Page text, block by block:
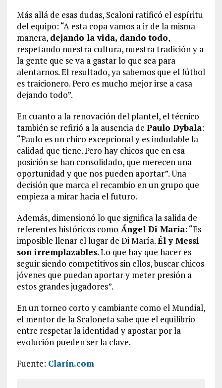
Más allá de esas dudas, Scaloni ratificó el espíritu
del equipo: “A esta copa vamos a ir de la misma
manera, dejando la vida, dando todo,
respetando nuestra cultura, nuestra tradición y a
la gente que se va a gastar lo que sea para
alentarnos. El resultado, ya sabemos que el fútbol
es traicionero. Pero es mucho mejor irse a casa
dejando todo”.
En cuanto a la renovación del plantel, el técnico
también se refirió a la ausencia de Paulo Dybala:
“Paulo es un chico excepcional y es indudable la
calidad que tiene. Pero hay chicos que en esa
posición se han consolidado, que merecen una
oportunidad y que nos pueden aportar”. Una
decisión que marca el recambio en un grupo que
empieza a mirar hacia el futuro.
Además, dimensionó lo que significa la salida de
referentes históricos como Ángel Di María: “Es
imposible llenar el lugar de Di María.Él y Messi
son irremplazables. Lo que hay que hacer es
seguir siendo competitivos sin ellos, buscar chicos
jóvenes que puedan aportar y meter presión a
estos grandes jugadores”.
En un torneo corto y cambiante como el Mundial,
el mentor de la Scaloneta sabe que el equilibrio
entre respetar la identidad y apostar por la
evolución pueden ser la clave.
Fuente: Clarín.com